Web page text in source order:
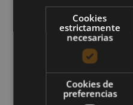
aumentar el
mínimo a 15
músculos del
prepararse para el
Beber suficiente
hidratarse antes,
Cookies
estrictamente
necesarias
Cookies de
preferencias